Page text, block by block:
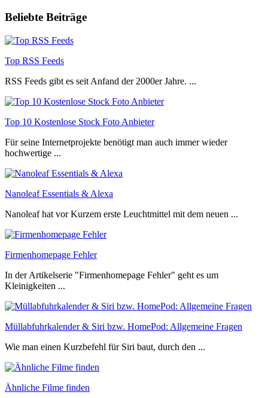
Beliebte Beiträge
Top RSS Feeds
RSS Feeds gibt es seit Anfand der 2000er Jahre. ...
Top 10 Kostenlose Stock Foto Anbieter
Für seine Internetprojekte benötigt man auch immer wieder
hochwertige ...
Nanoleaf Essentials & Alexa
Nanoleaf hat vor Kurzem erste Leuchtmittel mit dem neuen ...
Firmenhomepage Fehler
In der Artikelserie "Firmenhomepage Fehler" geht es um
Kleinigkeiten ...
Müllabfuhrkalender & Siri bzw. HomePod: Allgemeine Fragen
Wie man einen Kurzbefehl für Siri baut, durch den ...
Ähnliche Filme finden